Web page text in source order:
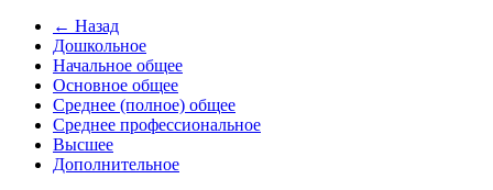
← Назад
Дошкольное
Начальное общее
Основное общее
Среднее (полное) общее
Среднее профессиональное
Высшее
Дополнительное